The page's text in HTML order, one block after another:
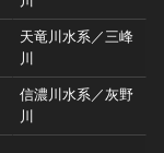
天竜川水系／三峰
川
信濃川水系／灰野
川